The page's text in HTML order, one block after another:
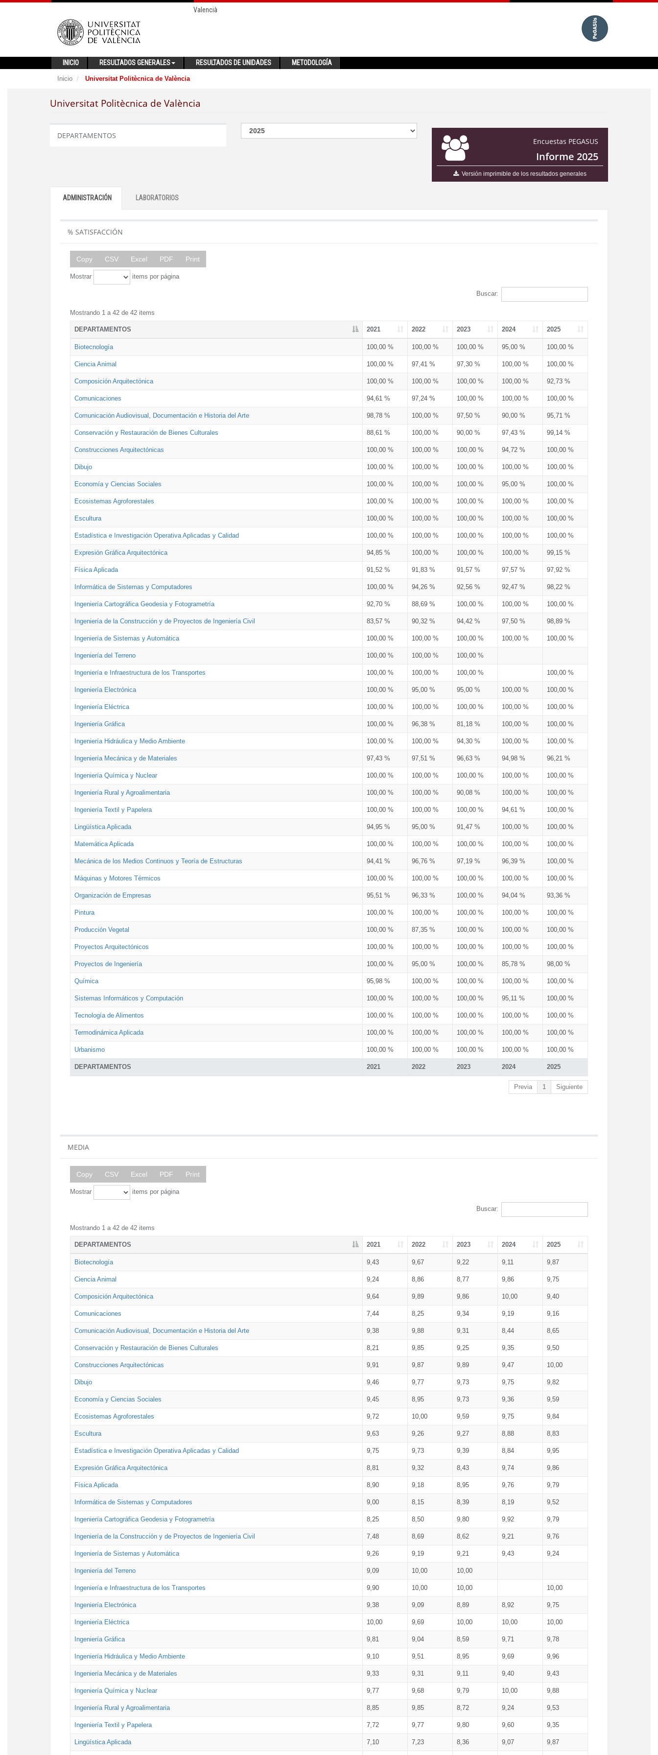
Valencià
INICIO RESULTADOS GENERALES RESULTADOS DE UNIDADES METODOLOGÍA
Inicio Universitat Politècnica de València
Universitat Politècnica de València
Encuestas PEGASUS
Informe 2025
Versión imprimible de los resultados generales
DEPARTAMENTOS
ADMINISTRACIÓN LABORATORIOS
% SATISFACCIÓN
Copy CSV Excel PDF Print
Mostrar items por página
Buscar:
Mostrando 1 a 42 de 42 items
DEPARTAMENTOS 2021 2022 2023 2024 2025
DEPARTAMENTOS 2021 2022 2023 2024 2025
Biotecnología 100,00 % 100,00 % 100,00 % 95,00 % 100,00 %
Ciencia Animal 100,00 % 97,41 % 97,30 % 100,00 % 100,00 %
Composición Arquitectónica 100,00 % 100,00 % 100,00 % 100,00 % 92,73 %
Comunicaciones 94,61 % 97,24 % 100,00 % 100,00 % 100,00 %
Comunicación Audiovisual, Documentación e Historia del Arte 98,78 % 100,00 % 97,50 % 90,00 % 95,71 %
Conservación y Restauración de Bienes Culturales 88,61 % 100,00 % 90,00 % 97,43 % 99,14 %
Construcciones Arquitectónicas 100,00 % 100,00 % 100,00 % 94,72 % 100,00 %
Dibujo 100,00 % 100,00 % 100,00 % 100,00 % 100,00 %
Economía y Ciencias Sociales 100,00 % 100,00 % 100,00 % 95,00 % 100,00 %
Ecosistemas Agroforestales 100,00 % 100,00 % 100,00 % 100,00 % 100,00 %
Escultura 100,00 % 100,00 % 100,00 % 100,00 % 100,00 %
Estadística e Investigación Operativa Aplicadas y Calidad 100,00 % 100,00 % 100,00 % 100,00 % 100,00 %
Expresión Gráfica Arquitectónica 94,85 % 100,00 % 100,00 % 100,00 % 99,15 %
Física Aplicada 91,52 % 91,83 % 91,57 % 97,57 % 97,92 %
Informática de Sistemas y Computadores 100,00 % 94,26 % 92,56 % 92,47 % 98,22 %
Ingeniería Cartográfica Geodesia y Fotogrametría 92,70 % 88,69 % 100,00 % 100,00 % 100,00 %
Ingeniería de la Construcción y de Proyectos de Ingeniería Civil 83,57 % 90,32 % 94,42 % 97,50 % 98,89 %
Ingeniería de Sistemas y Automática 100,00 % 100,00 % 100,00 % 100,00 % 100,00 %
Ingeniería del Terreno 100,00 % 100,00 % 100,00 %
Ingeniería e Infraestructura de los Transportes 100,00 % 100,00 % 100,00 % 100,00 %
Ingeniería Electrónica 100,00 % 95,00 % 95,00 % 100,00 % 100,00 %
Ingeniería Eléctrica 100,00 % 100,00 % 100,00 % 100,00 % 100,00 %
Ingeniería Gráfica 100,00 % 96,38 % 81,18 % 100,00 % 100,00 %
Ingeniería Hidráulica y Medio Ambiente 100,00 % 100,00 % 94,30 % 100,00 % 100,00 %
Ingeniería Mecánica y de Materiales 97,43 % 97,51 % 96,63 % 94,98 % 96,21 %
Ingeniería Química y Nuclear 100,00 % 100,00 % 100,00 % 100,00 % 100,00 %
Ingeniería Rural y Agroalimentaria 100,00 % 100,00 % 90,08 % 100,00 % 100,00 %
Ingeniería Textil y Papelera 100,00 % 100,00 % 100,00 % 94,61 % 100,00 %
Lingüística Aplicada 94,95 % 95,00 % 91,47 % 100,00 % 100,00 %
Matemática Aplicada 100,00 % 100,00 % 100,00 % 100,00 % 100,00 %
Mecánica de los Medios Continuos y Teoría de Estructuras 94,41 % 96,76 % 97,19 % 96,39 % 100,00 %
Máquinas y Motores Térmicos 100,00 % 100,00 % 100,00 % 100,00 % 100,00 %
Organización de Empresas 95,51 % 96,33 % 100,00 % 94,04 % 93,36 %
Pintura 100,00 % 100,00 % 100,00 % 100,00 % 100,00 %
Producción Vegetal 100,00 % 87,35 % 100,00 % 100,00 % 100,00 %
Proyectos Arquitectónicos 100,00 % 100,00 % 100,00 % 100,00 % 100,00 %
Proyectos de Ingeniería 100,00 % 95,00 % 100,00 % 85,78 % 98,00 %
Química 95,98 % 100,00 % 100,00 % 100,00 % 100,00 %
Sistemas Informáticos y Computación 100,00 % 100,00 % 100,00 % 95,11 % 100,00 %
Tecnología de Alimentos 100,00 % 100,00 % 100,00 % 100,00 % 100,00 %
Termodinámica Aplicada 100,00 % 100,00 % 100,00 % 100,00 % 100,00 %
Urbanismo 100,00 % 100,00 % 100,00 % 100,00 % 100,00 %
Previa 1 Siguiente
MEDIA
Copy CSV Excel PDF Print
Mostrar items por página
Buscar:
Mostrando 1 a 42 de 42 items
DEPARTAMENTOS 2021 2022 2023 2024 2025
Biotecnología 9,43 9,67 9,22 9,11 9,87
Ciencia Animal 9,24 8,86 8,77 9,86 9,75
Composición Arquitectónica 9,64 9,89 9,86 10,00 9,40
Comunicaciones 7,44 8,25 9,34 9,19 9,16
Comunicación Audiovisual, Documentación e Historia del Arte 9,38 9,88 9,31 8,44 8,65
Conservación y Restauración de Bienes Culturales 8,21 9,85 9,25 9,35 9,50
Construcciones Arquitectónicas 9,91 9,87 9,89 9,47 10,00
Dibujo 9,46 9,77 9,73 9,75 9,82
Economía y Ciencias Sociales 9,45 8,95 9,73 9,36 9,59
Ecosistemas Agroforestales 9,72 10,00 9,59 9,75 9,84
Escultura 9,63 9,26 9,27 8,88 8,83
Estadística e Investigación Operativa Aplicadas y Calidad 9,75 9,73 9,39 8,84 9,95
Expresión Gráfica Arquitectónica 8,81 9,32 8,43 9,74 9,86
Física Aplicada 8,90 9,18 8,95 9,76 9,79
Informática de Sistemas y Computadores 9,00 8,15 8,39 8,19 9,52
Ingeniería Cartográfica Geodesia y Fotogrametría 8,25 8,50 9,80 9,92 9,79
Ingeniería de la Construcción y de Proyectos de Ingeniería Civil 7,48 8,69 8,62 9,21 9,76
Ingeniería de Sistemas y Automática 9,26 9,19 9,21 9,43 9,24
Ingeniería del Terreno 9,09 10,00 10,00
Ingeniería e Infraestructura de los Transportes 9,90 10,00 10,00 10,00
Ingeniería Electrónica 9,38 9,09 8,89 8,92 9,75
Ingeniería Eléctrica 10,00 9,69 10,00 10,00 10,00
Ingeniería Gráfica 9,81 9,04 8,59 9,71 9,78
Ingeniería Hidráulica y Medio Ambiente 9,10 9,51 8,95 9,69 9,96
Ingeniería Mecánica y de Materiales 9,33 9,31 9,11 9,40 9,43
Ingeniería Química y Nuclear 9,77 9,68 9,79 10,00 9,88
Ingeniería Rural y Agroalimentaria 8,85 9,85 8,72 9,24 9,53
Ingeniería Textil y Papelera 7,72 9,77 9,80 9,60 9,35
Lingüística Aplicada 7,10 7,23 8,36 9,07 9,87